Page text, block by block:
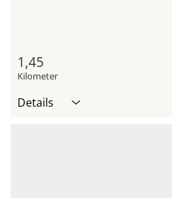
1,45
Kilometer
Details